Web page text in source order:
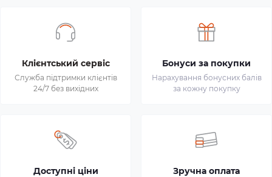
Клієнтський сервіс
Служба підтримки клієнтів
24/7 без вихідних
Бонуси за покупки
Нарахування бонусних балів
за кожну покупку
Доступні ціни Зручна оплата